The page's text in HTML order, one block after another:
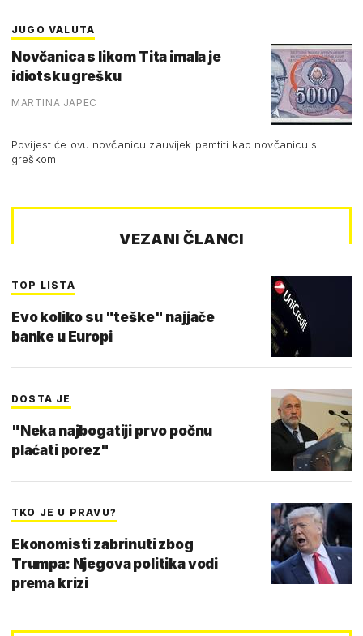
JUGO VALUTA
Novčanica s likom Tita imala je
idiotsku grešku
MARTINA JAPEC
Povijest će ovu novčanicu zauvijek pamtiti kao novčanicu s
greškom
VEZANI ČLANCI
TOP LISTA
Evo koliko su "teške" najjače
banke u Europi
DOSTA JE
"Neka najbogatiji prvo počnu
plaćati porez"
TKO JE U PRAVU?
Ekonomisti zabrinuti zbog
Trumpa: Njegova politika vodi
prema krizi